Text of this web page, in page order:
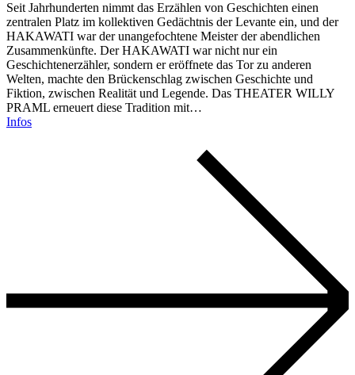
Seit Jahrhunderten nimmt das Erzählen von Geschichten einen
zentralen Platz im kollektiven Gedächtnis der Levante ein, und der
HAKAWATI war der unangefochtene Meister der abendlichen
Zusammenkünfte. Der HAKAWATI war nicht nur ein
Geschichtenerzähler, sondern er eröffnete das Tor zu anderen
Welten, machte den Brückenschlag zwischen Geschichte und
Fiktion, zwischen Realität und Legende. Das THEATER WILLY
PRAML erneuert diese Tradition mit…
Infos